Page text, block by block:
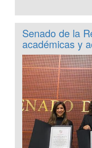
Senado de la
académicas y